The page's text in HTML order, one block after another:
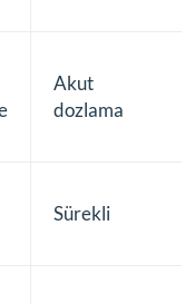
Akut
dozlama
Sürekli